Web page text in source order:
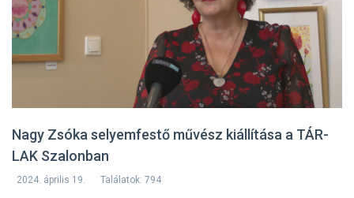
Nagy Zsóka selyemfestő művész kiállítása a TÁR-
LAK Szalonban
2024. április 19. Találatok: 794